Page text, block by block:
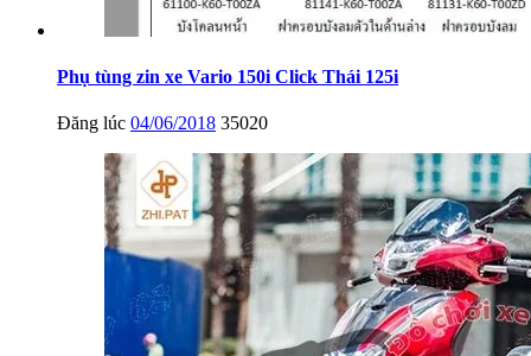
Phụ tùng zin xe Vario 150i Click Thái 125i
Đăng lúc 04/06/2018 35020